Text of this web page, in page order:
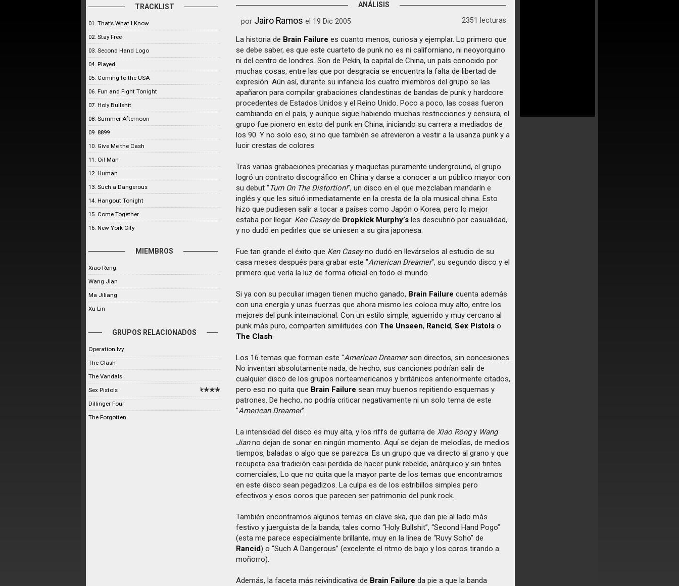
TRACKLIST
01. That’s What I Know
02. Stay Free
03. Second Hand Logo
04. Played
05. Coming to the USA
06. Fun and Fight Tonight
07. Holy Bullshit
08. Summer Afternoon
09. 8899
10. Give Me the Cash
11. Oi! Man
12. Human
13. Such a Dangerous
14. Hangout Tonight
15. Come Together
16. New York City
MIEMBROS
Xiao Rong
Wang Jian
Ma Jiliang
Xu Lin
GRUPOS RELACIONADOS
Operation Ivy
The Clash
The Vandals
Sex Pistols
Dillinger Four
The Forgotten
ANÁLISIS
por Jairo Ramos el 19 Dic 2005 2351 lecturas
La historia de Brain Failure es cuanto menos, curiosa y ejemplar. Lo primero que
se debe saber, es que este cuarteto de punk no es ni californiano, ni neoyorquino
ni del centro de londres. Son de Pekín, la capital de China, un país conocido por
muchas cosas, entre las que por desgracia se encuentra la falta de libertad de
expresión. Aún así, durante su infancia los cuatro miembros del grupo se las
apañaron para compilar grabaciones clandestinas de bandas de punk y hardcore
procedentes de Estados Unidos y el Reino Unido. Poco a poco, las cosas fueron
cambiando en el país, y aunque sigue habiendo muchas restricciones y censura, el
grupo fue pionero en esto del punk en China, iniciando su carrera a mediados de
los 90. Y no solo eso, si no que también se atrevieron a vestir a la usanza punk y a
lucir crestas de colores.
Tras varias grabaciones precarias y maquetas puramente underground, el grupo
logró un contrato discográfico en China y darse a conocer a un público mayor con
su debut “Turn On The Distortion!”, un disco en el que mezclaban mandarín e
inglés y que les situó inmediatamente en la cresta de la ola musical china. Esto
hizo que pudiesen salir a tocar a países como Japón o Korea, pero lo mejor
estaba por llegar. Ken Caseyde Dropkick Murphy’s les descubrió por casualidad,
y no dudó en pedirles que se uniesen a su gira japonesa.
Fue tan grande el éxito que Ken Caseyno dudó en llevárselos al estudio de su
casa meses después para grabar este "American Dreamer", su segundo disco y el
primero que vería la luz de forma oficial en todo el mundo.
Si ya con su peculiar imagen tienen mucho ganado, Brain Failure cuenta además
con una energía y unas fuerzas que ahora mismo les coloca muy alto, entre los
mejores del punk internacional. Con un estilo simple, aguerrido y muy cercano al
punk más puro, comparten similitudes con The Unseen, Rancid,Sex Pistols o
The Clash.
Los 16 temas que forman este "American Dreamerson directos, sin concesiones.
No inventan absolutamente nada, de hecho, sus canciones podrían salir de
cualquier disco de los grupos norteamericanos y británicos anteriormente citados,
pero eso no quita que Brain Failure sean muy buenos repitiendo esquemas y
patrones. De hecho, no podría criticar negativamente ni un solo tema de este
"American Dreamer".
La intensidad del disco es muy alta, y los riffs de guitarra deXiao Rongy Wang
Jianno dejan de sonar en ningún momento. Aquí se dejan de melodías, de medios
tiempos, baladas o algo que se parezca. Es un grupo que va directo al grano y que
recupera esa tradición casi perdida de hacer punk rebelde, anárquico y sin tintes
comerciales, Lo que no quita que la mayor parte de los temas que encontramos
en este disco sean pegadizos. La culpa es de los estribillos simples pero
efectivos y esos coros que parecen ser patrimonio del punk rock.
También encontramos algunos temas en clave ska, que dan pie al lado más
festivo y juerguista de la banda, tales como “Holy Bullshit”, “Second Hand Pogo”
(esta me parece especialmente brillante, muy en la línea de “Ruvy Soho” de
Rancid) o “Such A Dangerous” (excelente el ritmo de bajo y los coros tirando a
moñorro).
Además, la faceta más reivindicativa de Brain Failure da pie a que la banda